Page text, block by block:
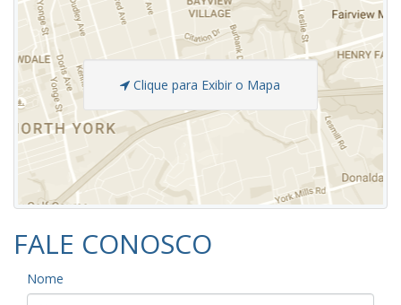
Clique para Exibir o Mapa
FALE CONOSCO
Nome